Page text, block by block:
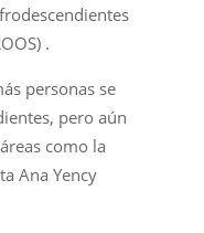
.
personas se
pero aún
como la
Ana Yency